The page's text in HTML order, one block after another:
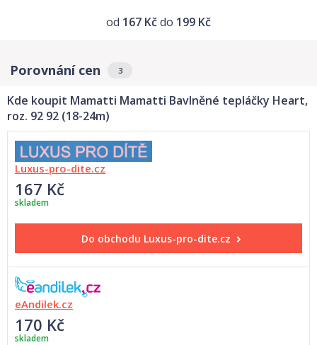
od 167 Kčdo 199 Kč
Porovnání cen 3
Kde koupit Mamatti Mamatti Bavlněné tepláčky Heart,
roz. 92 92 (18-24m)
Luxus-pro-dite.cz
167 Kč
skladem
Do obchodu Luxus-pro-dite.cz
eAndilek.cz
170 Kč
skladem